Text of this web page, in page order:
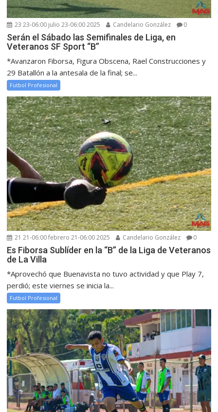
23 23-06:00 julio 23-06:00 2025 Candelario González 0
Serán el Sábado las Semifinales de Liga, en
Veteranos SF Sport “B”
*Avanzaron Fiborsa, Figura Obscena, Rael Construcciones y
29 Batallón a la antesala de la final; se...
Futbol Profesional
21 21-06:00 febrero 21-06:00 2025 Candelario González 0
Es Fiborsa Sublíder en la “B” de la Liga de Veteranos
de La Villa
*Aprovechó que Buenavista no tuvo actividad y que Play 7,
perdió; este viernes se inicia la...
Futbol Profesional